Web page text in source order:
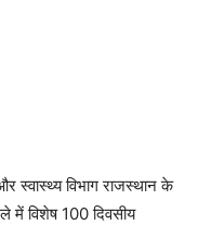
स्वास्थ्य विभाग राजस्थानके
में विशेष 100 दिवसीय